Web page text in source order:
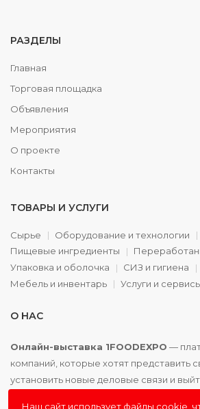
РАЗДЕЛЫ
Главная
Торговая площадка
Объявления
Мероприятия
О проекте
Контакты
ТОВАРЫ И УСЛУГИ
Сырье
Оборудование и технологии
Пищевые ингредиенты
Упаковка и оболочка
СИЗ и гигиена
Мебель и инвентарь
Услуги и
О НАС
Онлайн-выставка 1FOODEXPO —
компаний, которые хотят представить
установить новые деловые связи и
Наш сайт использует файлы cookie,